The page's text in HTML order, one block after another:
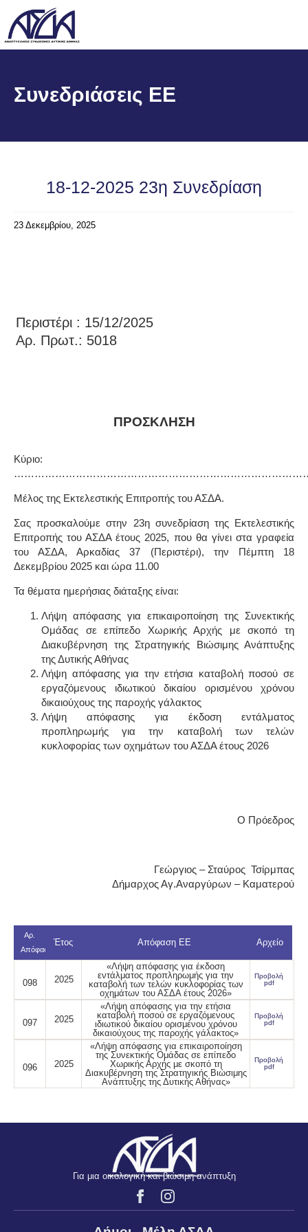
Συνεδριάσεις ΕΕ
18-12-2025 23η Συνεδρίαση
23 Δεκεμβρίου, 2025
Περιστέρι : 15/12/2025
Αρ. Πρωτ.: 5018
ΠΡΟΣΚΛΗΣΗ
Κύριο:
Μέλος της Εκτελεστικής Επιτροπής του ΑΣΔΑ.
Σας προσκαλούμε στην 23η συνεδρίαση της Εκτελεστικής
Επιτροπής του ΑΣΔΑ έτους 2025, που θα γίνει στα γραφεία
του ΑΣΔΑ, Αρκαδίας 37 (Περιστέρι), την Πέμπτη 18
Δεκεμβρίου 2025 και ώρα 11.00
Τα θέματα ημερήσιας διάταξης είναι:
Λήψη απόφασης για επικαιροποίηση της Συνεκτικής
Ομάδας σε επίπεδο Χωρικής Αρχής με σκοπό τη
Διακυβέρνηση της Στρατηγικής Βιώσιμης Ανάπτυξης
της Δυτικής Αθήνας
Λήψη απόφασης για την ετήσια καταβολή ποσού σε
εργαζόμενους ιδιωτικού δικαίου ορισμένου χρόνου
δικαιούχους της παροχής γάλακτος
Λήψη απόφασης για έκδοση εντάλματος
προπληρωμής για την καταβολή των τελών
κυκλοφορίας των οχημάτων του ΑΣΔΑ έτους 2026
Ο Πρόεδρος
Γεώργιος – Σταύρος Τσίρμπας
Δήμαρχος Αγ.Αναργύρων – Καματερού
Αρ.
Απόφασης
Έτος Απόφαση ΕΕ Αρχείο
098 2025
«Λήψη απόφασης για έκδοση
εντάλματος προπληρωμής για την
καταβολή των τελών κυκλοφορίας των
οχημάτων του ΑΣΔΑ έτους 2026»
Προβολή
pdf
097 2025
«Λήψη απόφασης για την ετήσια
καταβολή ποσού σε εργαζόμενους
ιδιωτικού δικαίου ορισμένου χρόνου
δικαιούχους της παροχής γάλακτος»
Προβολή
pdf
096 2025
«Λήψη απόφασης για επικαιροποίηση
της Συνεκτικής Ομάδας σε επίπεδο
Χωρικής Αρχής με σκοπό τη
Διακυβέρνηση της Στρατηγικής Βιώσιμης
Ανάπτυξης της Δυτικής Αθήνας»
Προβολή
pdf
Για μια οικολογική και βιώσιμη ανάπτυξη